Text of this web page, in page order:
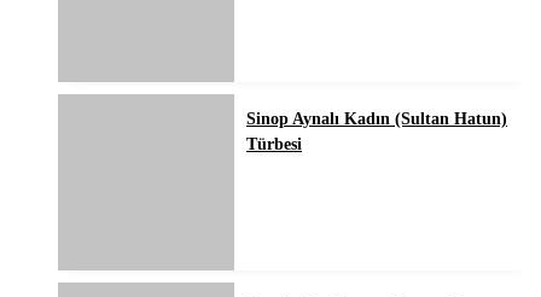
Sinop Aynalı Kadın (Sultan Hatun)
Türbesi